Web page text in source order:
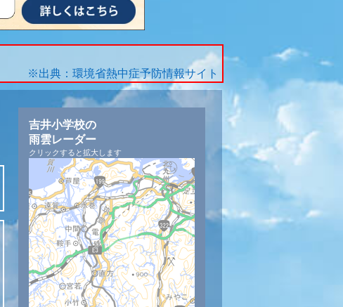
※出典：環境省熱中症予防情報サイト
吉井小学校の
雨雲レーダー
クリックすると拡大します